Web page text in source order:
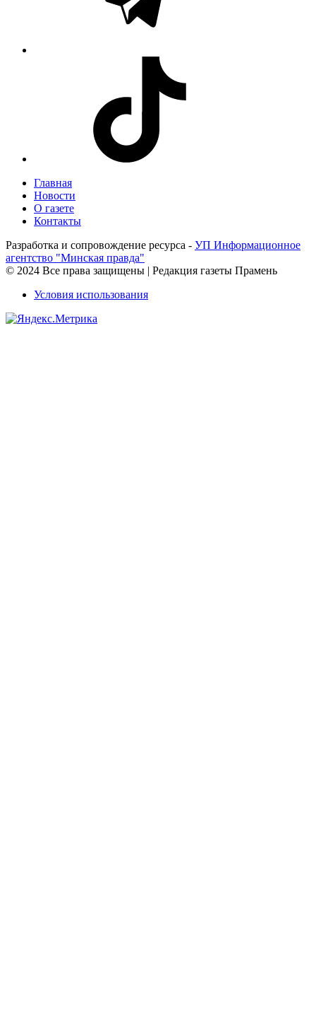
Главная
Новости
О газете
Контакты
Разработка и сопровождение ресурса - УП Информационное
агентство "Минская правда"
© 2024 Все права защищены | Редакция газеты Прамень
Условия использования